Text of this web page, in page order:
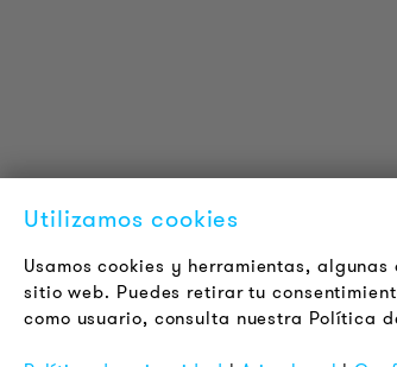
INFORMACIÓN DEL
Proyectos de referencia
Descargas
Utilizamos cookies
Usamos cookies y herramientas,
sitio web. Puedes retirar tu
como usuario, consulta nuestra Política